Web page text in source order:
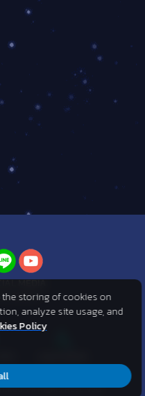
MEDIA
ก PlayPark
Reserved. ©2012 Asphere
All Rights Reserved.
the storing of cookies on
analyze site usage, and
Policy